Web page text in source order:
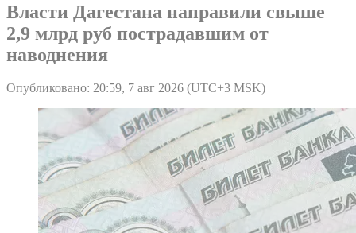
Власти Дагестана направили свыше
2,9 млрд руб пострадавшим от
наводнения
Опубликовано: 20:59, 7 авг 2026 (UTC+3 MSK)